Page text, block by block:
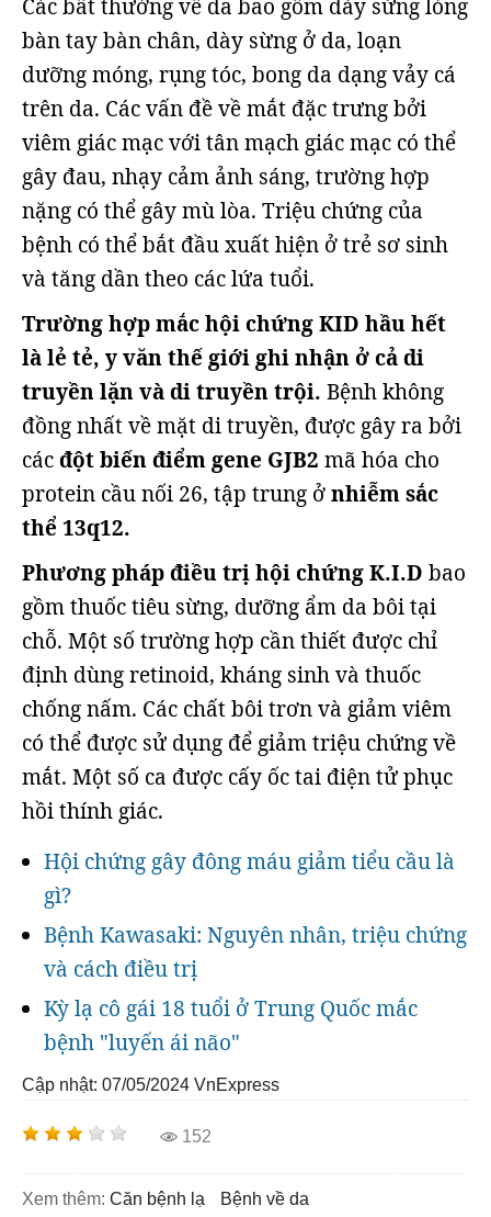
Các bất thường về da bao gồm dày sừng lòng
bàn tay bàn chân, dày sừng ở da, loạn
dưỡng móng, rụng tóc, bong da dạng vảy cá
trên da. Các vấn đề về mắt đặc trưng bởi
viêm giác mạc với tân mạch giác mạc có thể
gây đau, nhạy cảm ảnh sáng, trường hợp
nặng có thể gây mù lòa. Triệu chứng của
bệnh có thể bắt đầu xuất hiện ở trẻ sơ sinh
và tăng dần theo các lứa tuổi.
Trường hợp mắc hội chứng KID hầu hết
là lẻ tẻ, y văn thế giới ghi nhận ở cả di
truyền lặn và di truyền trội. Bệnh không
đồng nhất về mặt di truyền, được gây ra bởi
cácđột biến điểm gene GJB2 mã hóa cho
protein cầu nối 26, tập trung ởnhiễm sắc
thể 13q12.
Phương pháp điều trị hội chứng K.I.D bao
gồm thuốc tiêu sừng, dưỡng ẩm da bôi tại
chỗ. Một số trường hợp cần thiết được chỉ
định dùng retinoid, kháng sinh và thuốc
chống nấm. Các chất bôi trơn và giảm viêm
có thể được sử dụng để giảm triệu chứng về
mắt. Một số ca được cấy ốc tai điện tử phục
hồi thính giác.
Hội chứng gây đông máu giảm tiểu cầu là
gì?
Bệnh Kawasaki: Nguyên nhân, triệu chứng
và cách điều trị
Kỳ lạ cô gái 18 tuổi ở Trung Quốc mắc
bệnh "luyến ái não"
Cập nhật: 07/05/2024 VnExpress
152
Xem thêm: căn bệnh lạ
bệnh về da